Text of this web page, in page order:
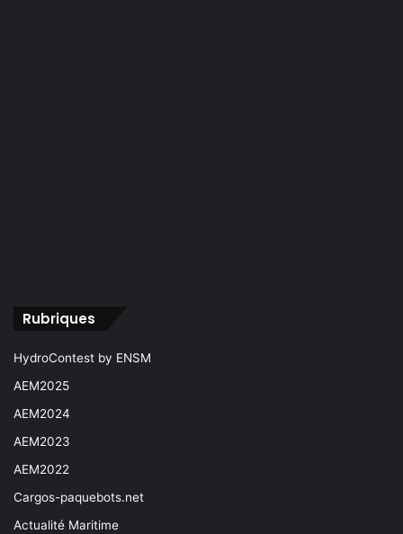
Rubriques
HydroContest by ENSM
AEM2025
AEM2024
AEM2023
AEM2022
Cargos-paquebots.net
Actualité Maritime